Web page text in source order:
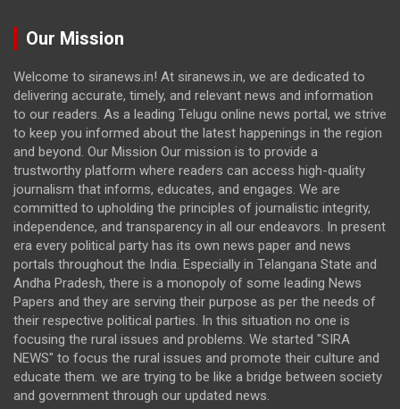
Our Mission
Welcome to siranews.in! At siranews.in, we are dedicated to
delivering accurate, timely, and relevant news and information
to our readers. As a leading Telugu online news portal, we strive
to keep you informed about the latest happenings in the region
and beyond. Our Mission Our mission is to provide a
trustworthy platform where readers can access high-quality
journalism that informs, educates, and engages. We are
committed to upholding the principles of journalistic integrity,
independence, and transparency in all our endeavors. In present
era every political party has its own news paper and news
portals throughout the India. Especially in Telangana State and
Andha Pradesh, there is a monopoly of some leading News
Papers and they are serving their purpose as per the needs of
their respective political parties. In this situation no one is
focusing the rural issues and problems. We started "SIRA
NEWS" to focus the rural issues and promote their culture and
educate them. we are trying to be like a bridge between society
and government through our updated news.